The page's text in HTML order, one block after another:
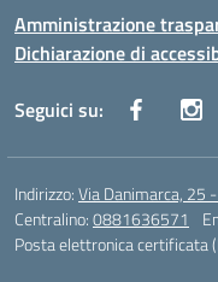
Amministrazione
Dichiarazione di
Seguici su:
Indirizzo:Via Danimarca, 25
Centralino:0881636571
Posta elettronica certificata